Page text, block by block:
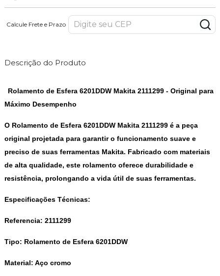
Calcule Frete e Prazo
Descrição do Produto
Rolamento de Esfera 6201DDW Makita 2111299 - Original para
Máximo Desempenho
O Rolamento de Esfera 6201DDW Makita 2111299 é a peça
original projetada para garantir o funcionamento suave e
preciso de suas ferramentas Makita. Fabricado com materiais
de alta qualidade, este rolamento oferece durabilidade e
resistência, prolongando a vida útil de suas ferramentas.
Especificações Técnicas:
Referencia: 2111299
Tipo: Rolamento de Esfera 6201DDW
Material: Aço cromo